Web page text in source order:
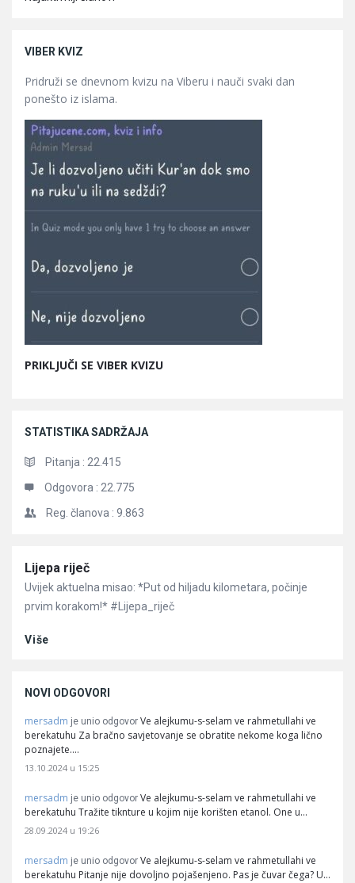
VIBER KVIZ
Pridruži se dnevnom kvizu na Viberu i nauči svaki dan
ponešto iz islama.
PRIKLJUČI SE VIBER KVIZU
STATISTIKA SADRŽAJA
Pitanja : 22.415
Odgovora : 22.775
Reg. članova : 9.863
Članci
Lijepa riječ
Uvijek aktuelna misao: *Put od hiljadu kilometara, počinje
prvim korakom!* #Lijepa_riječ
Više
NOVI ODGOVORI
mersadm je unio odgovor Ve alejkumu-s-selam ve rahmetullahi ve
berekatuhu Za bračno savjetovanje se obratite nekome koga lično
poznajete.…
13.10.2024 u 15:25
mersadm je unio odgovor Ve alejkumu-s-selam ve rahmetullahi ve
berekatuhu Tražite tiknture u kojim nije korišten etanol. One u…
28.09.2024 u 19:26
mersadm je unio odgovor Ve alejkumu-s-selam ve rahmetullahi ve
berekatuhu Pitanje nije dovoljno pojašenjeno. Pas je čuvar čega? U…